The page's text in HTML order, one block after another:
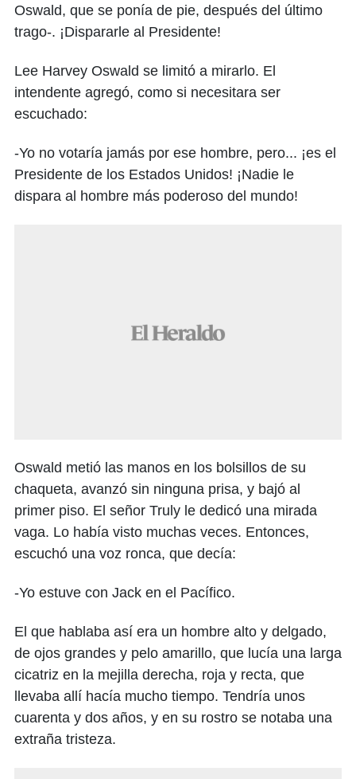
Oswald, que se ponía de pie, después del último
trago-. ¡Dispararle al Presidente!
Lee Harvey Oswald se limitó a mirarlo. El
intendente agregó, como si necesitara ser
escuchado:
-Yo no votaría jamás por ese hombre, pero... ¡es el
Presidente de los Estados Unidos! ¡Nadie le
dispara al hombre más poderoso del mundo!
Oswald metió las manos en los bolsillos de su
chaqueta, avanzó sin ninguna prisa, y bajó al
primer piso. El señor Truly le dedicó una mirada
vaga. Lo había visto muchas veces. Entonces,
escuchó una voz ronca, que decía:
-Yo estuve con Jack en el Pacífico.
El que hablaba así era un hombre alto y delgado,
de ojos grandes y pelo amarillo, que lucía una larga
cicatriz en la mejilla derecha, roja y recta, que
llevaba allí hacía mucho tiempo. Tendría unos
cuarenta y dos años, y en su rostro se notaba una
extraña tristeza.